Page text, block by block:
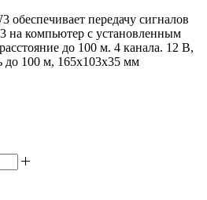
передачу сигналов
на компьютер с установленным
до 100 м. 4 канала. 12 В,
100 м, 165х103х35 мм